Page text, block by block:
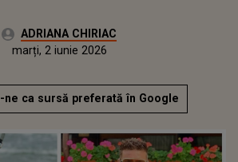
Autor:ADRIANA CHIRIAC
Actualizat:
marți, 2 iunie 2026
ne ca sursă preferată în Google